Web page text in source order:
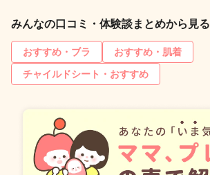
みんなの口コミ・体験談まとめから見る
おすすめ・ブラ
おすすめ・肌着
チャイルドシート・おすすめ